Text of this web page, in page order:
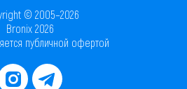
© 2005–2026
Bronix 2026
публичной офертой